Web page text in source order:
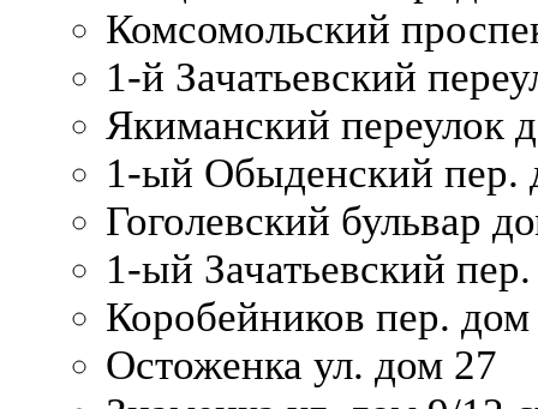
Комсомольский
1-й Зачатьевский
Якиманский переулок
1-ый Обыденский пер.
Гоголевский бульвар
1-ый Зачатьевский
Коробейников пер.
Остоженка ул. дом 27